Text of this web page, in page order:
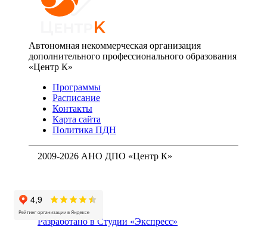
Автономная некоммерческая организация
дополнительного профессионального образования
«Центр К»
Программы
Расписание
Контакты
Карта сайта
Политика ПДН
2009-2026 АНО ДПО «Центр К»
Разработано в Студии «Экспресс»